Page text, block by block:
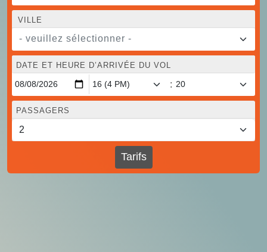
VILLE
- veuillez sélectionner -
DATE ET HEURE D’ARRIVÉE DU VOL
:
PASSAGERS
Tarifs